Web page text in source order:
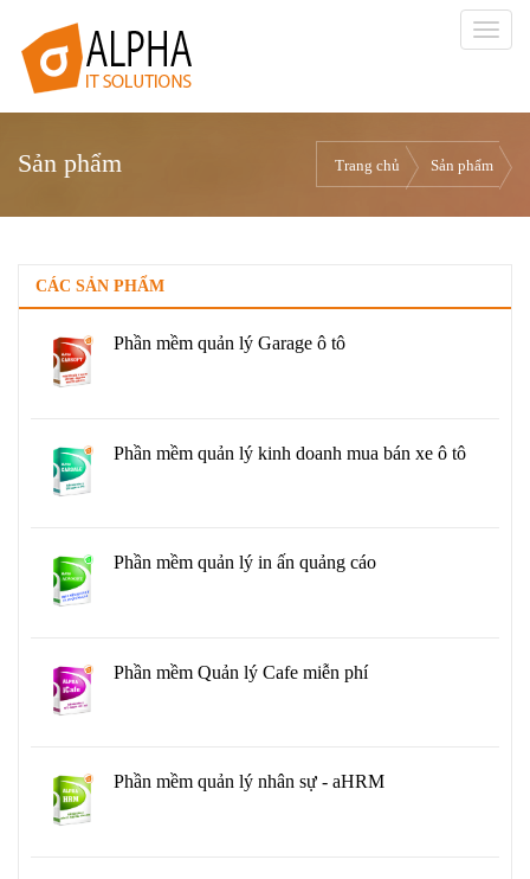
Sản phẩm Trang chủ Sản phẩm
CÁC SẢN PHẨM
Phần mềm quản lý Garage ô tô
Phần mềm quản lý kinh doanh mua bán xe ô tô
Phần mềm quản lý in ấn quảng cáo
Phần mềm Quản lý Cafe miễn phí
Phần mềm quản lý nhân sự - aHRM